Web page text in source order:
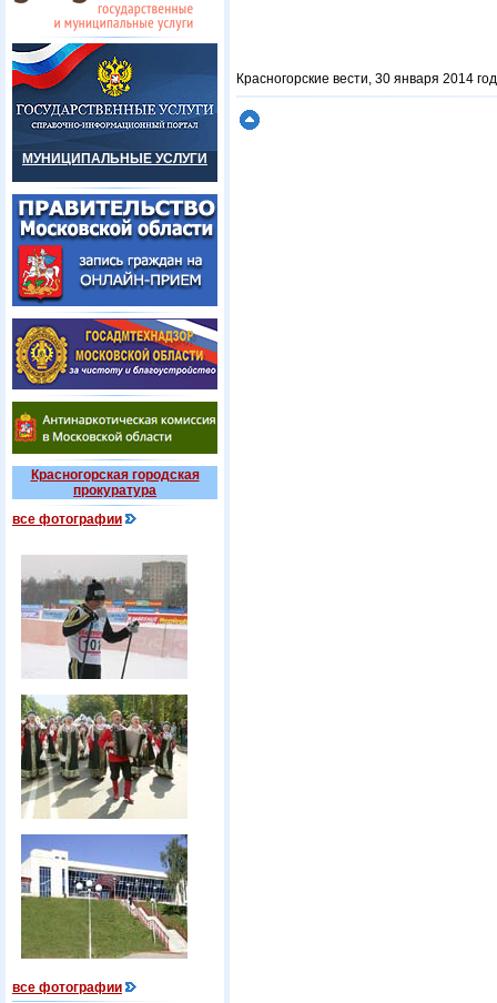
МУНИЦИПАЛЬНЫЕ УСЛУГИ
Красногорская городская
прокуратура
все фотографии
все фотографии
Красногорские вести, 30 января 2014